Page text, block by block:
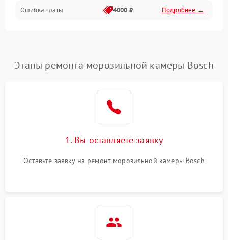
Ошибка платы 4000 ₽ Подробнее →
Этапы ремонта морозильной камеры Bosch
1. Вы оставляете заявку
Оставьте заявку на ремонт морозильной камеры Bosch